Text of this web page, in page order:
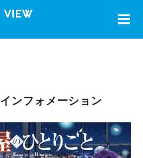
インフォメーション